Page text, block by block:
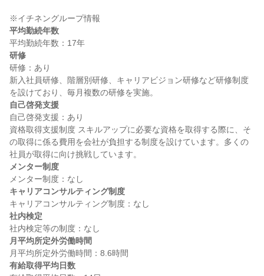
平均勤続年数
研修
研修：あり
新入社員研修、階層別研修、キャリアビジョン研修など研修制度
自己啓発支援
自己啓発支援：あり
資格取得支援制度 スキルアップに必要な資格を取得する際に、そ
の取得に係る費用を会社が負担する制度を設けています。多くの
メンター制度
キャリアコンサルティング制度
社内検定
月平均所定外労働時間
有給取得平均日数